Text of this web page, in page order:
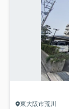
東大阪市荒川